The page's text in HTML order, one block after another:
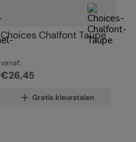
Choices Chalfont Taupe
vanaf:
€26,45
Gratis kleurstalen